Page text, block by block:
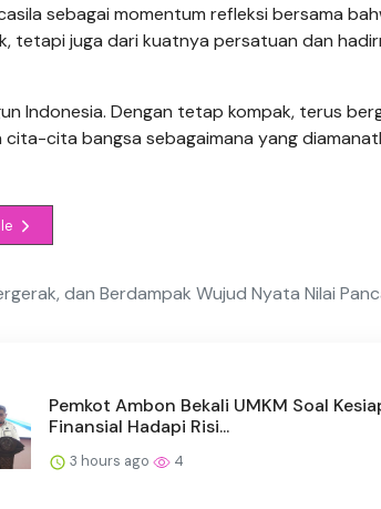
sebagai momentum refleksi bersama
tetapi juga dari kuatnya persatuan dan
Indonesia. Dengan tetap kompak, terus
cita bangsa sebagaimana yang
dan Berdampak Wujud Nyata Nilai
Pemkot Ambon Bekali UMKM Soal
Finansial Hadapi Risi...
3 hours ago 4